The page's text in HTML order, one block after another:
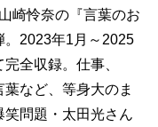
崎怜奈の『言葉のお
。2023年1月～2025
全収録。仕事、
など、等身大のま
笑問題・太田光さん